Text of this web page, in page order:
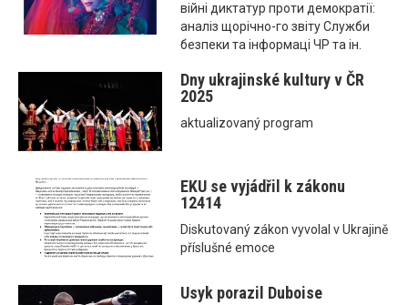
війні диктатур проти демократії:
аналіз щорічно-го звіту Служби
безпеки та інформаці ЧР та ін.
Dny ukrajinské kultury v ČR
2025
aktualizovaný program
EKU se vyjádřil k zákonu
12414
Diskutovaný zákon vyvolal v Ukrajině
příslušné emoce
Usyk porazil Duboise